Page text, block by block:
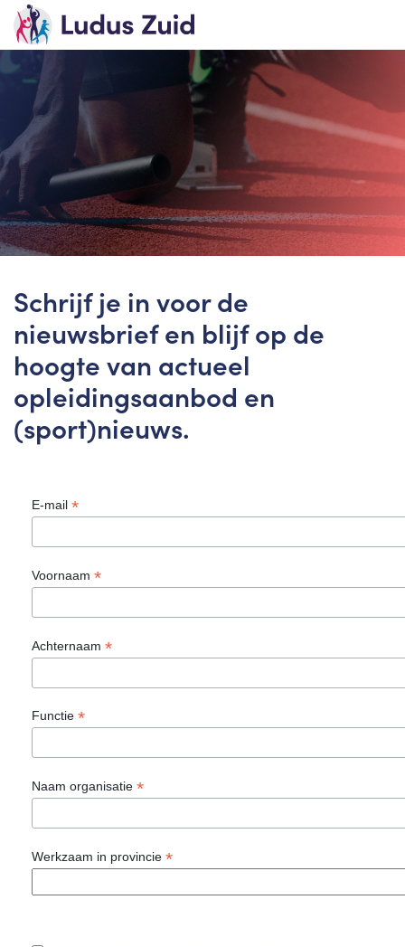
Schrijf je in voor de
nieuwsbrief en blijf op de
hoogte van actueel
opleidingsaanbod en
(sport)nieuws.
E-mail *
Voornaam *
Achternaam *
Functie *
Naam organisatie *
Werkzaam in provincie *